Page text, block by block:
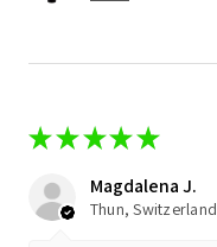
★★ ★★★
Magdalena J.
Thun, Switzerland